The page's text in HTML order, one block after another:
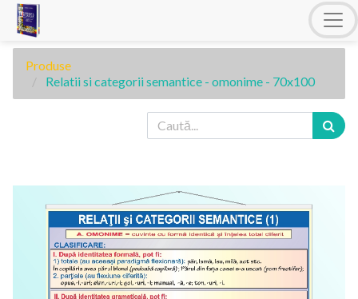
Produse
Relatii si categorii semantice - omonime - 70x100